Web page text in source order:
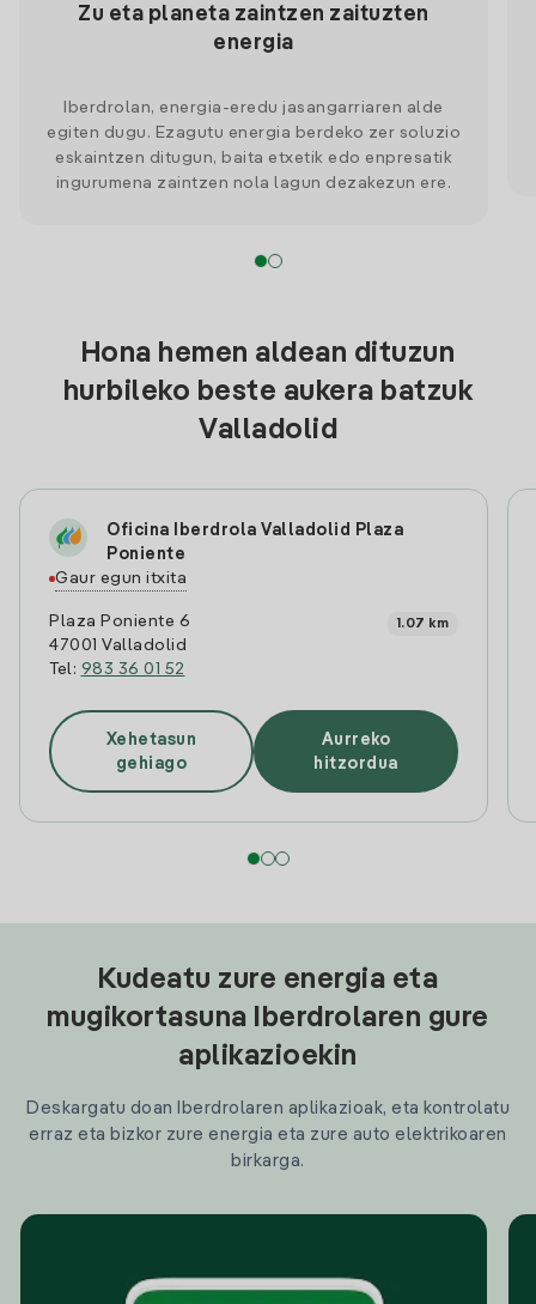
Zu eta planeta zaintzen zaituzten
energia
Iberdrolan, energia-eredu jasangarriaren alde
egiten dugu. Ezagutu energia berdeko zer soluzio
eskaintzen ditugun, baita etxetik edo enpresatik
ingurumena zaintzen nola lagun dezakezun ere.
Hona hemen aldean dituzun
hurbileko beste aukera batzuk
Valladolid
Oficina Iberdrola Valladolid Plaza
Poniente
Gaur egun itxita
Plaza Poniente 6
47001 Valladolid
Tel: 983 36 01 52
1.07 km
Xehetasun
gehiago
Aurreko
hitzordua
Kudeatu zure energia eta
mugikortasuna Iberdrolaren gure
aplikazioekin
Deskargatu doan Iberdrolaren aplikazioak, eta kontrolatu
erraz eta bizkor zure energia eta zure auto elektrikoaren
birkarga.